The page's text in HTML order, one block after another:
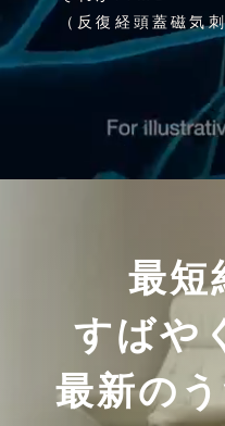
（反復経頭蓋磁気
最短
すばや
最新の